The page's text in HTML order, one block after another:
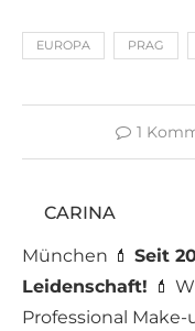
EUROPA PRAG
1
CARINA
München 💄 Seit
Leidenschaft! 💄
Professional